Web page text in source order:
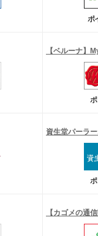
ポ
【ベルーナ】
資生堂パーラ
【カゴメの通